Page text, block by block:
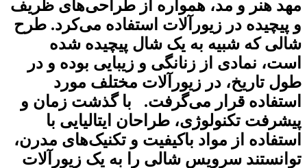
هنر و مد، همواره از طراحی‌های ظریف
پیچیده در زیورآلات استفاده می‌کرد. طرح
که شبیه به یک شال پیچیده شده
نمادی از زنانگی و زیبایی بوده و در
تاریخ، در زیورآلات مختلف مورد
قرار می‌گرفت. با گذشت زمان و
تکنولوژی، طراحان ایتالیایی با
از مواد باکیفیت و تکنیک‌های مدرن،
سرویس شالی را به یک زیورآلات